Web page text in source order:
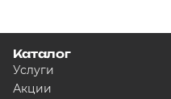
Каталог
Услуги
Акции